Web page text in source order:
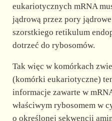
eukariotycznych mRNA
jądrową przez pory
szorstkiego retikulum
dotrzeć do rybosomów.
Tak więc w komórkach
(komórki eukariotyczne)
informacje zawarte w
właściwym rybosomem w
o określonej sekwencji